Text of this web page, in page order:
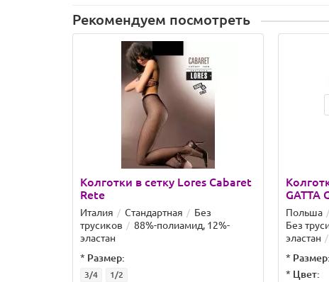
Рекомендуем посмотреть
Колготки в сетку Lores Cabaret
Rete
Италия Стандартная
Без
трусиков
88%-полиамид, 12%-
эластан
* Размер:
3/4 1/2
GATTA
Польша
Без
эластан
* Размер:
* Цвет: